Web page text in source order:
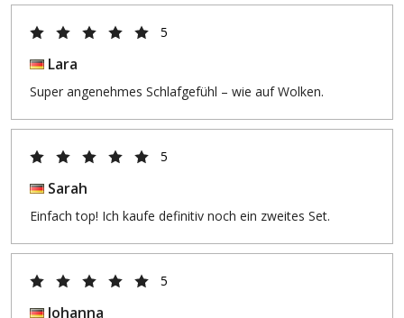
5
Lara
Super angenehmes Schlafgefühl – wie auf Wolken.
5
Sarah
Einfach top! Ich kaufe definitiv noch ein zweites Set.
5
Johanna